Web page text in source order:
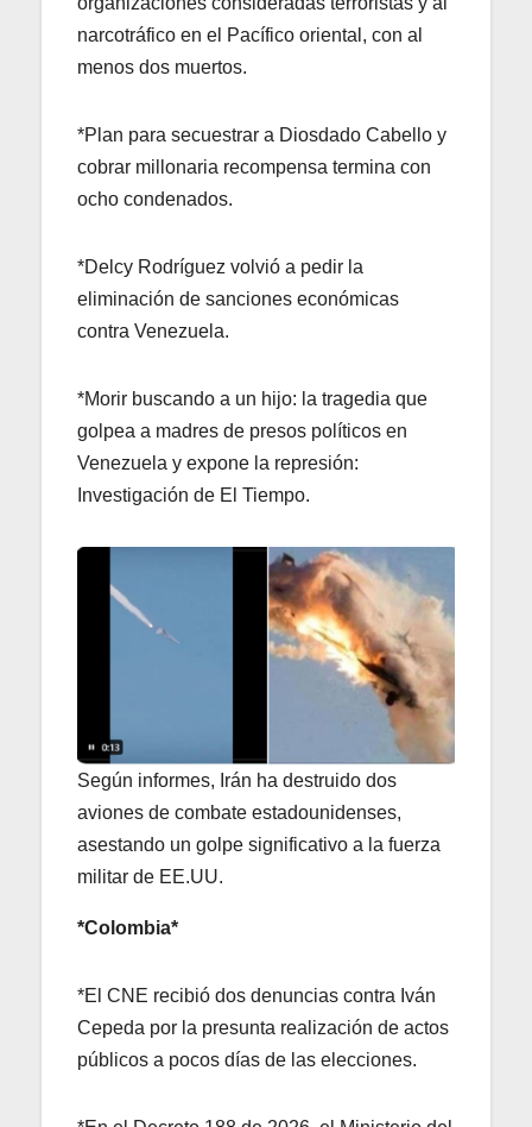
narcotráfico en el Pacífico oriental, con al
menos dos muertos.
*Plan para secuestrar a Diosdado Cabello y
cobrar millonaria recompensa termina con
ocho condenados.
*Delcy Rodríguez volvió a pedir la
eliminación de sanciones económicas
contra Venezuela.
*Morir buscando a un hijo: la tragedia que
golpea a madres de presos políticos en
Venezuela y expone la represión:
Investigación de El Tiempo.
Según informes, Irán ha destruido dos
aviones de combate estadounidenses,
asestando un golpe significativo a la fuerza
militar de EE.UU.
*Colombia*
*El CNE recibió dos denuncias contra Iván
Cepeda por la presunta realización de actos
públicos a pocos días de las elecciones.